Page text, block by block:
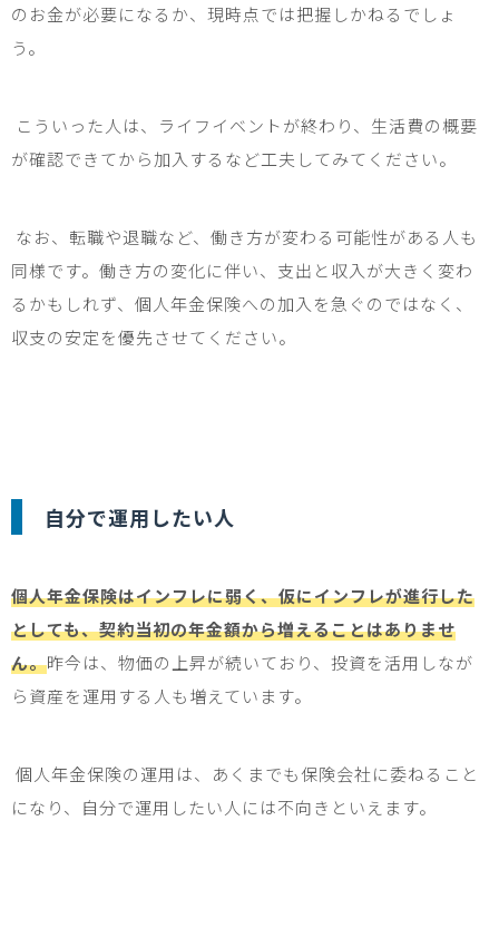
のお金が必要になるか、現時点では把握しかねるでしょ
う。
こういった人は、ライフイベントが終わり、生活費の概要
が確認できてから加入するなど工夫してみてください。
なお、転職や退職など、働き方が変わる可能性がある人も
同様です。働き方の変化に伴い、支出と収入が大きく変わ
るかもしれず、個人年金保険への加入を急ぐのではなく、
収支の安定を優先させてください。
自分で運用したい人
個人年金保険はインフレに弱く、仮にインフレが進行した
としても、契約当初の年金額から増えることはありませ
ん。昨今は、物価の上昇が続いており、投資を活用しなが
ら資産を運用する人も増えています。
個人年金保険の運用は、あくまでも保険会社に委ねること
になり、自分で運用したい人には不向きといえます。